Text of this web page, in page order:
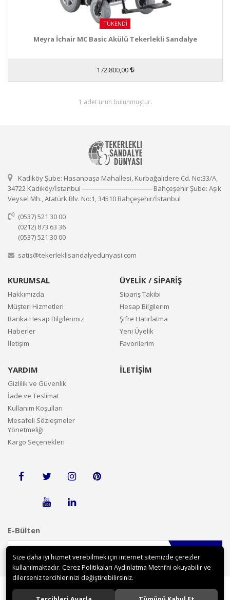
TÜKENDI
Meyra İchair MC Basic Akülü Tekerlekli Sandalye
172.800,00
1 adet ürün bulunmuştur.
Kadıköy Şube: Hasanpaşa Mahallesi, Kurbağalıdere Cd. No:33/A,
34722 Kadıköy/İstanbul ---------------------------------- Bahçeşehir Şube: Aşık
Veysel Mh., Atatürk Blv. No:1, 34510 Bahçeşehir/İstanbul
(0537) 521 30 00
(0212) 873 63 36
(0537) 521 30 00
satis@tekerleklisandalyedunyasi.com
KURUMSAL
Hakkımızda
Müşteri Hizmetleri
Banka Hesap Bilgilerimiz
Haberler
İletişim
ÜYELİK / SİPARİŞ
Sipariş Takibi
Hesap Bilgilerim
Şifre Hatırlatma
Yeni Üyelik
Favorilerim
YARDIM
Gizlilik ve Güvenlik
İade ve Teslimat
Kullanım Koşulları
Mesafeli Sözleşmeler
Yönetmeliği
Kargo Seçenekleri
İLETİŞİM
E-Bülten
Size daha iyi hizmet verebilmek için internet sitemizde çerezler
kullanılmaktadır. Çerez Politikaları Aydınlatma Metni’ni okuyabilir ve
dilerseniz tercihlerinizi değiştirebilirsiniz.